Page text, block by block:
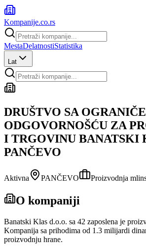
Kompanije.co.rs
MestaDelatnostiStatistika
Lat
DRUŠTVO SA
ODGOVORNOŠĆU ZA
I TRGOVINU BANATSKI
PANČEVO
Aktivna PANČEVO Proizvodnja
O kompaniji
Banatski Klas d.o.o. sa 42 zaposlena je
Kompanija sa prihodima od 1.3 milijardi
proizvodnju hrane.